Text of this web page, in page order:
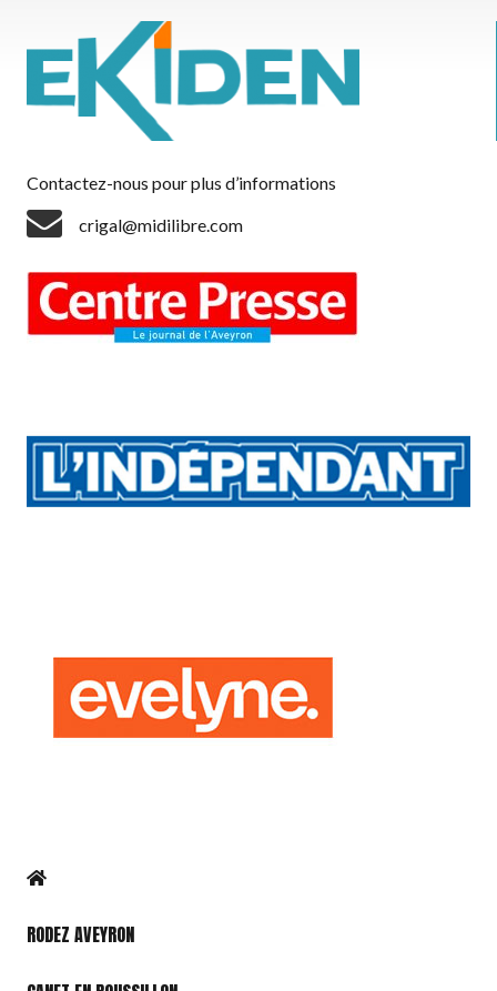
Contactez-nous pour plus d’informations
crigal@midilibre.com
RODEZ AVEYRON